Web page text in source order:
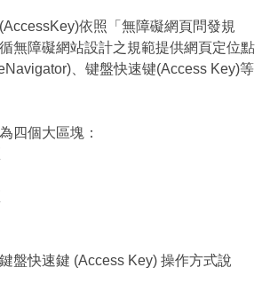
依照「無障礙網頁問發規
無障礙網站設計之規範提供網頁定位點
、键盤快速键(Access Key)等
四個大區塊：
盤快速鍵 (Access Key) 操作方式說